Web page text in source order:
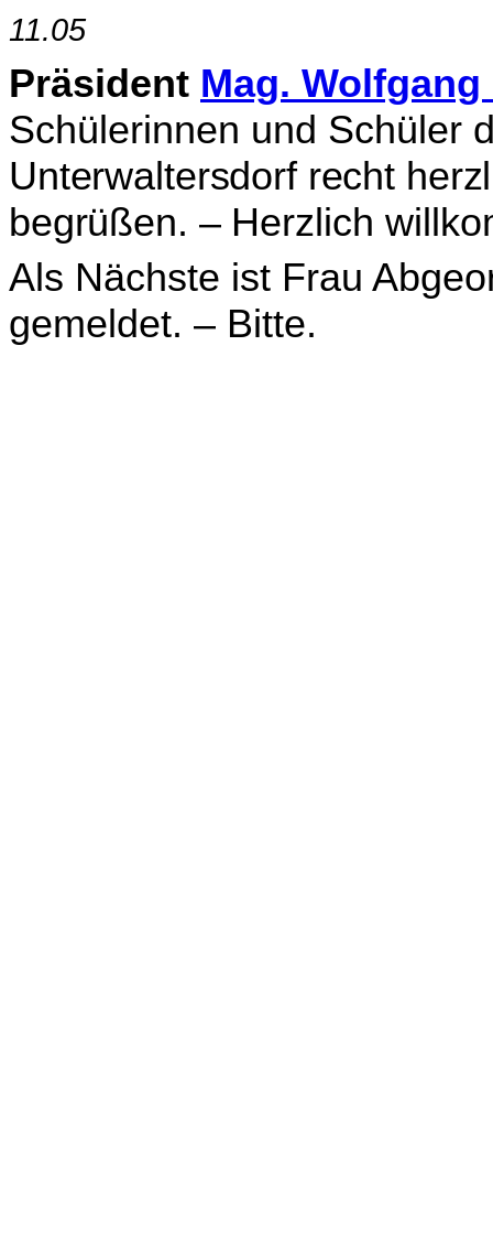
11.05
Präsident Mag.
Schülerinnen und Schüler
Unterwaltersdorf recht
begrüßen. – Herz­ lich
Als Nächste ist Frau
gemeldet. – Bitte.